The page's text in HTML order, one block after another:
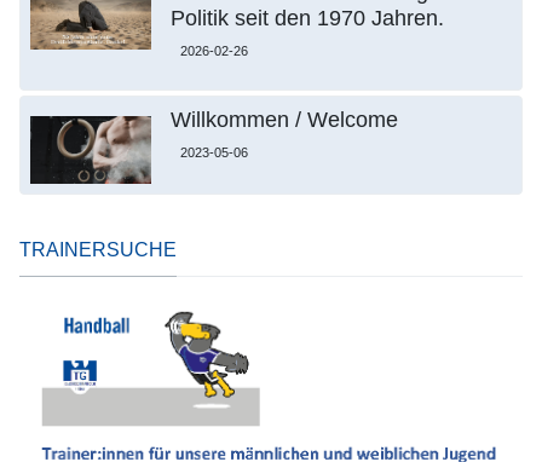
Politik seit den 1970 Jahren.
2026-02-26
Willkommen / Welcome
2023-05-06
TRAINERSUCHE